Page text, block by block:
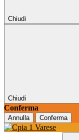
Chiudi
Chiudi
Conferma
Annulla Conferma